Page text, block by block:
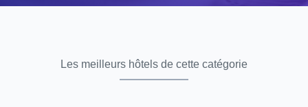
Les meilleurs hôtels de cette catégorie